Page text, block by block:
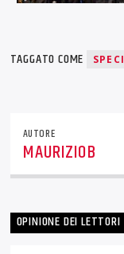
TAGGATO COME
AUTORE
MAURIZIOB
OPINIONE DEI LETTORI